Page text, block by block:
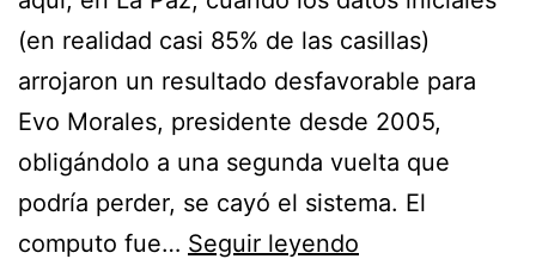
(en realidad casi 85% de las casillas)
arrojaron un resultado desfavorable para
Evo Morales, presidente desde 2005,
obligándolo a una segunda vuelta que
podría perder, se cayó el sistema. El
computo fue… Seguir leyendo